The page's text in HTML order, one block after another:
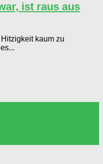
ist raus aus
kaum zu